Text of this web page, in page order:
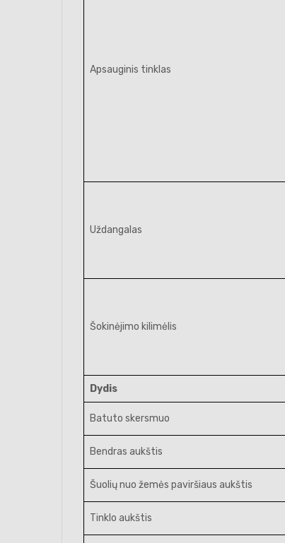
Apsauginis tinklas
Uždangalas
Šokinėjimo kilimėlis
Dydis
Batuto skersmuo
Bendras aukštis
Šuolių nuo žemės paviršiaus aukštis
Tinklo aukštis